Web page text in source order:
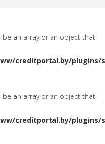
be an array or an object that
creditportal.by/plugins/
be an array or an object that
creditportal.by/plugins/